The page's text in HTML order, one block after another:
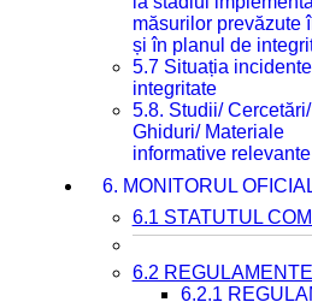
măsurilor prevăzute
și în planul de
5.7 Situația
integritate
5.8. Studii/ Cercetări/
Ghiduri/ Materiale
informative relevante
6. MONITORUL
6.1 STATUTUL
6.2
6.2.1